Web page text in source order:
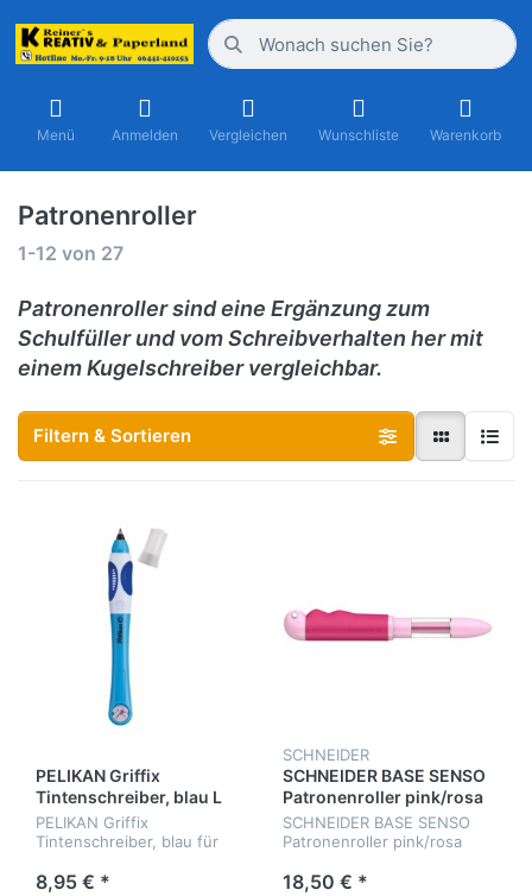
Menü Anmelden Vergleichen Wunschliste Warenkorb
Patronenroller
1-12 von 27
Patronenroller sind eine Ergänzung zum
Schulfüller und vom Schreibverhalten her mit
einem Kugelschreiber vergleichbar.
Filtern & Sortieren
PELIKAN Griffix
Tintenschreiber, blau L
PELIKAN Griffix
Tintenschreiber, blau für
8,95 € *
SCHNEIDER
SCHNEIDER BASE SENSO
Patronenroller pink/rosa
SCHNEIDER BASE SENSO
Patronenroller pink/rosa
18,50 € *